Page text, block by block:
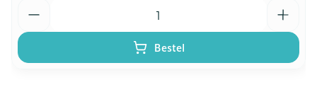
Bestel